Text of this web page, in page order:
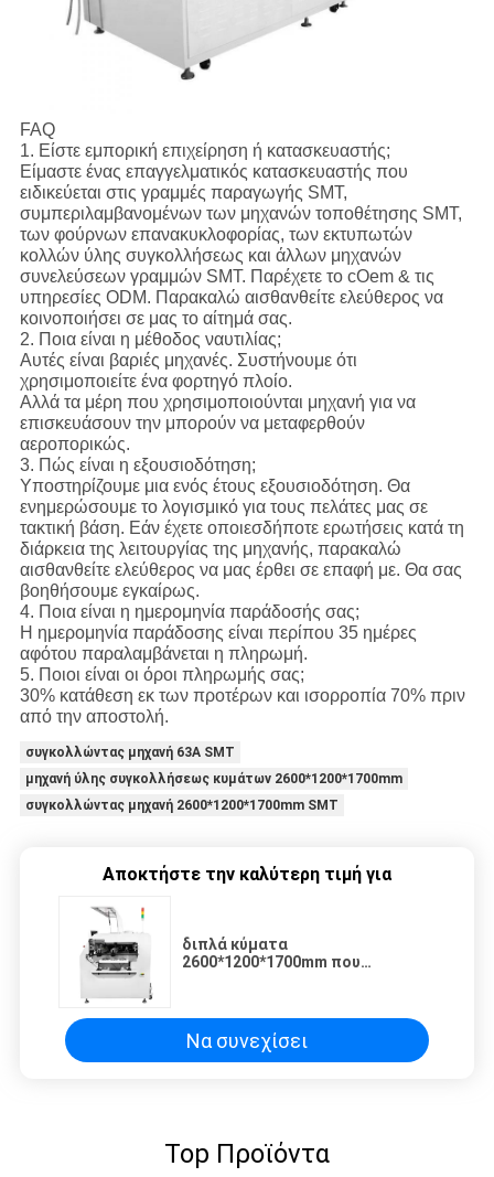
FAQ
1. Είστε εμπορική επιχείρηση ή κατασκευαστής;
Είμαστε ένας επαγγελματικός κατασκευαστής που
ειδικεύεται στις γραμμές παραγωγής SMT,
συμπεριλαμβανομένων των μηχανών τοποθέτησης SMT,
των φούρνων επανακυκλοφορίας, των εκτυπωτών
κολλών ύλης συγκολλήσεως και άλλων μηχανών
συνελεύσεων γραμμών SMT. Παρέχετε το cOem & τις
υπηρεσίες ODM. Παρακαλώ αισθανθείτε ελεύθερος να
κοινοποιήσει σε μας το αίτημά σας.
2. Ποια είναι η μέθοδος ναυτιλίας;
Αυτές είναι βαριές μηχανές. Συστήνουμε ότι
χρησιμοποιείτε ένα φορτηγό πλοίο.
Αλλά τα μέρη που χρησιμοποιούνται μηχανή για να
επισκευάσουν την μπορούν να μεταφερθούν
αεροπορικώς.
3. Πώς είναι η εξουσιοδότηση;
Υποστηρίζουμε μια ενός έτους εξουσιοδότηση. Θα
ενημερώσουμε το λογισμικό για τους πελάτες μας σε
τακτική βάση. Εάν έχετε οποιεσδήποτε ερωτήσεις κατά τη
διάρκεια της λειτουργίας της μηχανής, παρακαλώ
αισθανθείτε ελεύθερος να μας έρθει σε επαφή με. Θα σας
βοηθήσουμε εγκαίρως.
4. Ποια είναι η ημερομηνία παράδοσής σας;
Η ημερομηνία παράδοσης είναι περίπου 35 ημέρες
αφότου παραλαμβάνεται η πληρωμή.
5. Ποιοι είναι οι όροι πληρωμής σας;
30% κατάθεση εκ των προτέρων και ισορροπία 70% πριν
από την αποστολή.
συγκολλώντας μηχανή 63A SMT
μηχανή ύλης συγκολλήσεως κυμάτων 2600*1200*1700mm
συγκολλώντας μηχανή 2600*1200*1700mm SMT
Αποκτήστε την καλύτερη τιμή για
διπλά κύματα
2600*1200*1700mm που
Να συνεχίσει
Top Προϊόντα